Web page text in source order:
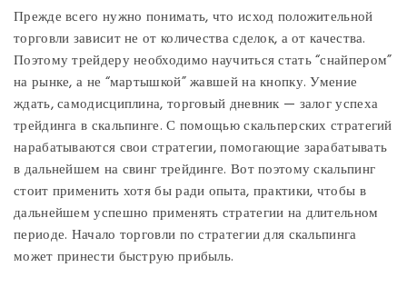
Прежде всего нужно понимать, что исход положительной
торговли зависит не от количества сделок, а от качества.
Поэтому трейдеру необходимо научиться стать “снайпером”
на рынке, а не “мартышкой” жавшей на кнопку. Умение
ждать, самодисциплина, торговый дневник — залог успеха
трейдинга в скальпинге. С помощью скальперских стратегий
нарабатываются свои стратегии, помогающие зарабатывать
в дальнейшем на свинг трейдинге. Вот поэтому скальпинг
стоит применить хотя бы ради опыта, практики, чтобы в
дальнейшем успешно применять стратегии на длительном
периоде. Начало торговли по стратегии для скальпинга
может принести быструю прибыль.